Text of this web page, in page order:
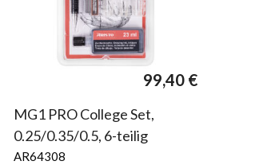
99,40 €
MG1 PRO College Set,
0.25/0.35/0.5, 6-teilig
AR64308